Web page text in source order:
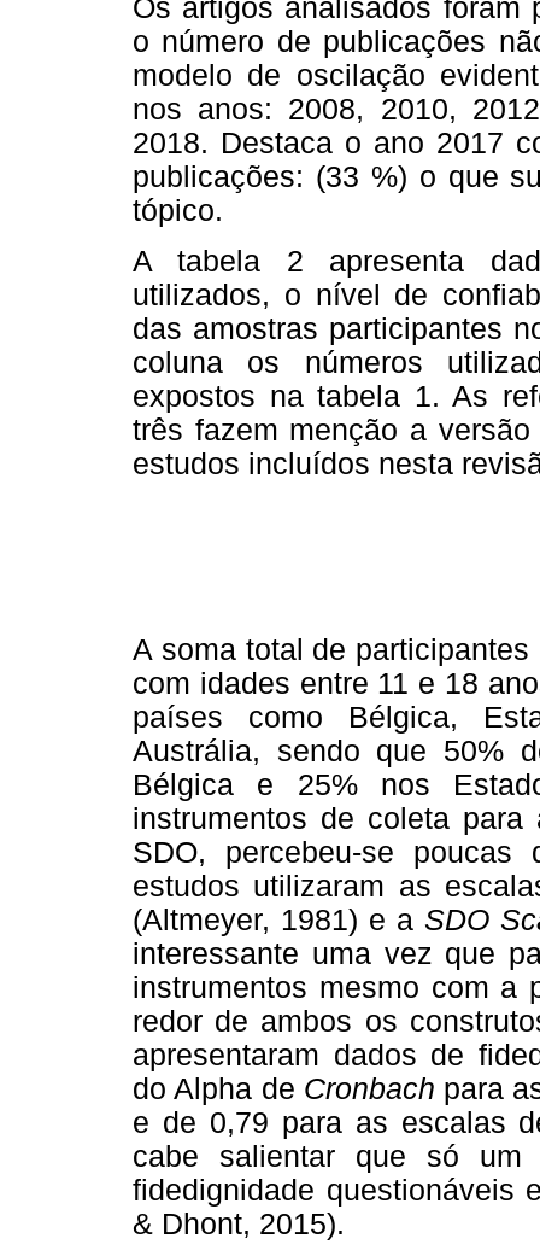
Os artigos analisados foram
o número de publicações
modelo de oscilação
nos anos: 2008, 2010,
2018. Destaca o ano 2017
publicações: (33 %) o que
tópico.
A tabela 2 apresenta
utilizados, o nível de
das amostras participantes
coluna os números
expostos na tabela 1. As
três fazem menção a
estudos incluídos nesta
A soma total de
com idades entre 11 e 18
países como Bélgica,
Austrália, sendo que 50%
Bélgica e 25% nos
instrumentos de coleta
SDO, percebeu-se
estudos utilizaram as
(Altmeyer, 1981) e a SDO
interessante uma vez que
instrumentos mesmo com a
redor de ambos os
apresentaram dados de
do Alpha de Cronbach para
e de 0,79 para as escalas
cabe salientar que só um
fidedignidade questionáveis
& Dhont, 2015).